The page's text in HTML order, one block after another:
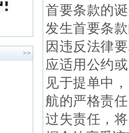
>>
首要条款的
发生首要条
因违反法律
应适用公约
见于提单中
航的严格责
过失责任，